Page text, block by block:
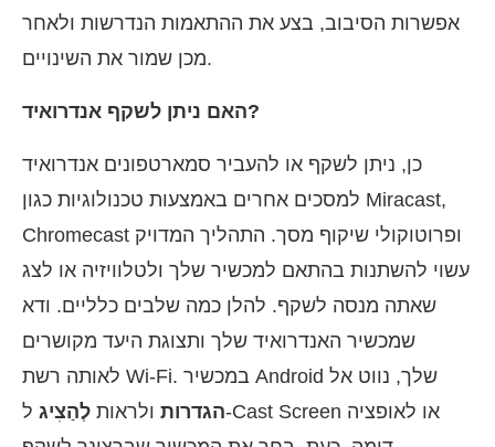
אפשרות הסיבוב, בצע את ההתאמות הנדרשות ולאחר
מכן שמור את השינויים.
האם ניתן לשקף אנדרואיד?
כן, ניתן לשקף או להעביר סמארטפונים אנדרואיד
למסכים אחרים באמצעות טכנולוגיות כגון Miracast,
Chromecast ופרוטוקולי שיקוף מסך. התהליך המדויק
עשוי להשתנות בהתאם למכשיר שלך ולטלוויזיה או לצג
שאתה מנסה לשקף. להלן כמה שלבים כלליים. ודא
שמכשיר האנדרואיד שלך ותצוגת היעד מקושרים
לאותה רשת Wi-Fi. במכשיר Android שלך, נווט אל
הגדרות ולראות לְהַצִיג ל-Cast Screen או לאופציה